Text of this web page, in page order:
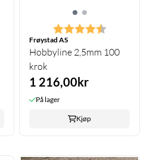
Karakter: 4.7 av 5
Frøystad AS
Hobbyline 2,5mm 100
krok
1 216,00kr
På lager
Kjøp